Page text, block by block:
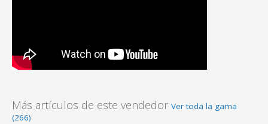
Más artículos de este vendedor Ver toda la gama
(266)